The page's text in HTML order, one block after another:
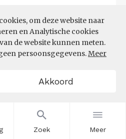
Zoek Meer
om deze website naar
en Analytische cookies
de website kunnen meten.
persoonsgegevens.Meer
Akkoord
Bron:CBS(25-06-2026)